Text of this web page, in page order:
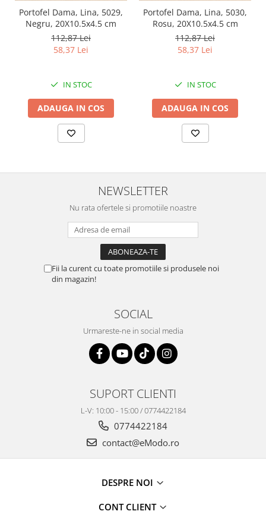
Portofel Dama, Lina, 5029,
Negru, 20X10.5x4.5 cm
112,87 Lei
58,37 Lei
IN STOC
ADAUGA IN COS
Portofel Dama, Lina, 5030,
Rosu, 20X10.5x4.5 cm
112,87 Lei
58,37 Lei
IN STOC
ADAUGA IN COS
NEWSLETTER
Nu rata ofertele si promotiile noastre
Fii la curent cu toate promotiile si produsele noi
din magazin!
SOCIAL
Urmareste-ne in social media
SUPORT CLIENTI
L-V: 10:00 - 15:00 / 0774422184
0774422184
contact@eModo.ro
DESPRE NOI
CONT CLIENT